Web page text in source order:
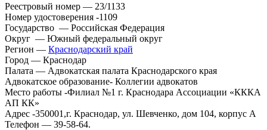
Реестровый номер — 23/1133
Номер удостоверения -1109
Государство — Российская Федерация
Округ — Южный федеральный округ
Регион — Краснодарский край
Город — Краснодар
Палата — Адвокатская палата Краснодарского края
Адвокатское образование- Коллегии адвокатов
Место работы -Филиал №1 г. Краснодара Ассоциации «КККА
АП КК»
Адрес -350001,г. Краснодар, ул. Шевченко, дом 104, корпус А
Телефон — 39-58-64.